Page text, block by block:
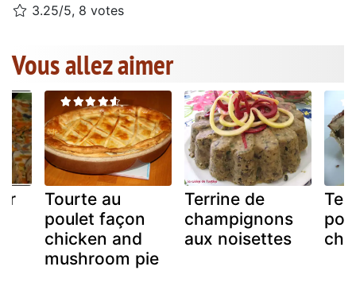
3.25/5, 8 votes
Vous allez aimer
Tourte au
poulet façon
chicken and
mushroom pie
Terrine de
champignons
aux noisettes